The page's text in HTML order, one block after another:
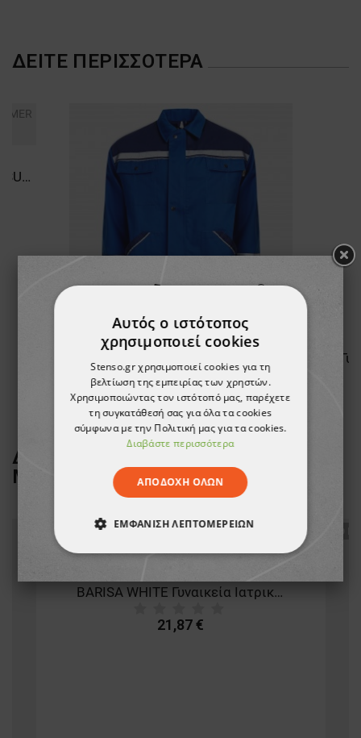
ΔΕΊΤΕ ΠΕΡΙΣΣΌΤΕΡΑ
Παντελόνι εργασίας COLLINS SUMMER ROYAL BLUE
15,23 €
ΔΕΙΤΕ ΠΕΡΙΣΣΟΤΕΡΑ ΑΠΟ ΤΗ
ΜΑΡΚΑ
BEUNIQUE
BARISA WHITE Γυναικεία Ιατρική Μπλούζα άσπρο
21,87 €
Αυτός ο ιστότοπος
χρησιμοποιεί cookies
Stenso.gr χρησιμοποιεί cookies για τη
βελτίωση της εμπειρίας των χρηστών.
Χρησιμοποιώντας τον ιστότοπό μας, παρέχετε
τη συγκατάθεσή σας για όλα τα cookies
σύμφωνα με την Πολιτική μας για τα cookies.
Διαβάστε περισσότερα
ΑΠΟΔΟΧΉ ΌΛΩΝ
ΕΜΦΆΝΙΣΗ ΛΕΠΤΟΜΕΡΕΙΏΝ
ΑΠΟΛΎΤΩΣ ΑΠΑΡΑΊΤΗΤΑ
ΑΠΌΔΟΣΗΣ ΣΤΌΧΕΥΣΗΣ
ΛΕΙΤΟΥΡΓΙΚΌΤΗΤΑΣ